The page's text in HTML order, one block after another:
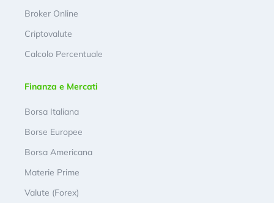
Broker Online
Criptovalute
Calcolo Percentuale
Finanza e Mercati
Borsa Italiana
Borse Europee
Borsa Americana
Materie Prime
Valute (Forex)